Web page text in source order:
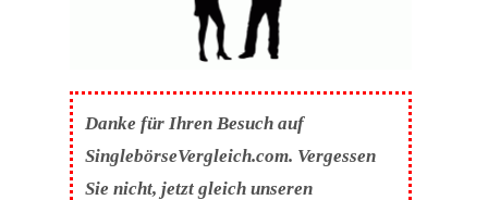
Danke für Ihren Besuch auf
SinglebörseVergleich.com. Vergessen
Sie nicht, jetzt gleich unseren